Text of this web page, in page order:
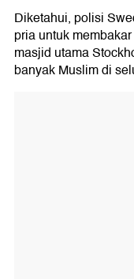
Diketahui, polisi
pria untuk
masjid utama
banyak Muslim di